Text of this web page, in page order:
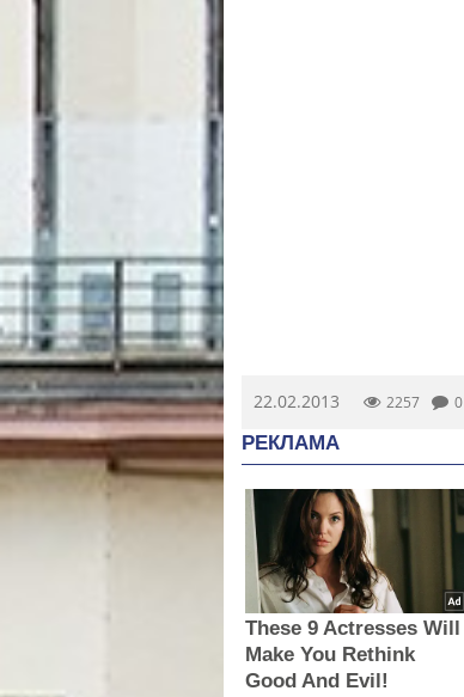
22.02.2013 2257 0
РЕКЛАМА
These 9 Actresses Will
Make You Rethink
Good And Evil!